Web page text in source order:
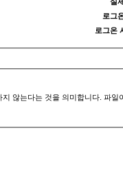
로그
로그온
않는다는 것을 의미합니다. 파